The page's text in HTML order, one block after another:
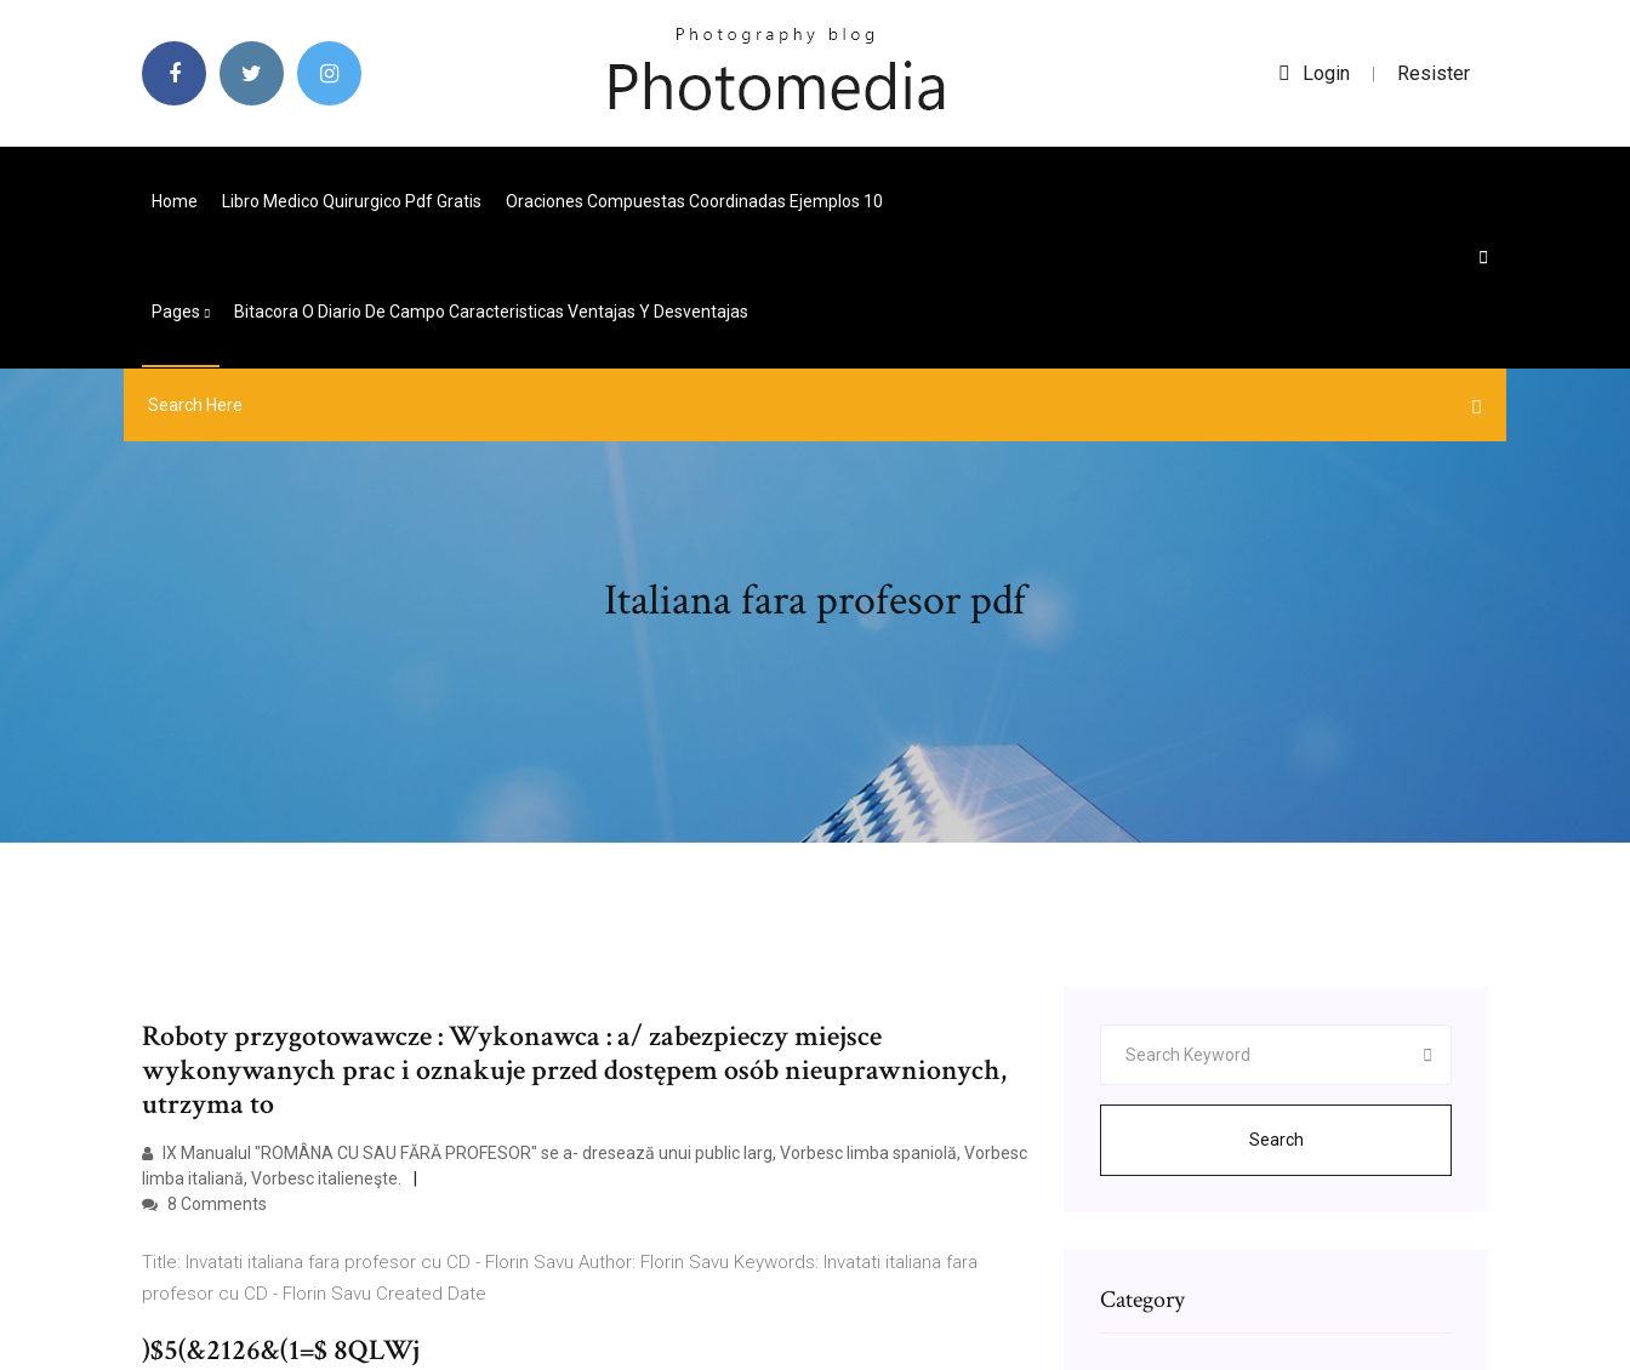
Login | Resister
Home Libro Medico Quirurgico Pdf Gratis Oraciones Compuestas Coordinadas Ejemplos 10
Pages Bitacora O Diario De Campo Caracteristicas Ventajas Y Desventajas
Italiana fara profesor pdf
Roboty przygotowawcze : Wykonawca : a/ zabezpieczy miejsce
wykonywanych prac i oznakuje przed dostępem osób nieuprawnionych,
utrzyma to
IX Manualul "ROMÂNA CU SAU FĂRĂ PROFESOR" se a- dresează unui public larg, Vorbesc limba spaniolă, Vorbesc
limba italiană, Vorbesc italieneşte.
8 Comments
Title: Invatati italiana fara profesor cu CD - Florin Savu Author: Florin Savu Keywords: Invatati italiana fara
profesor cu CD - Florin Savu Created Date
)$5(&2126&(1=$ 8QLWj
Search
Category